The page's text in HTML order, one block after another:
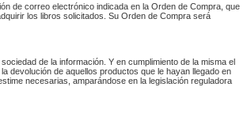
de correo electrónico indicada en la Orden de Compra, que
los libros solicitados. Su Orden de Compra será
de la información. Y en cumplimiento de la misma el
devolución de aquellos productos que le hayan llegado en
necesarias, amparándose en la legislación reguladora